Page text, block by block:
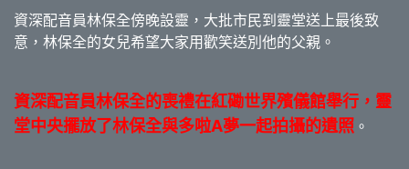
資深配音員林保全傍晚設靈，大批市民到靈堂送上最後致
意，林保全的女兒希望大家用歡笑送別他的父親。
資深配音員林保全的喪禮在紅磡世界殯儀館舉行，靈
堂中央擺放了林保全與多啦A夢一起拍攝的遺照 。